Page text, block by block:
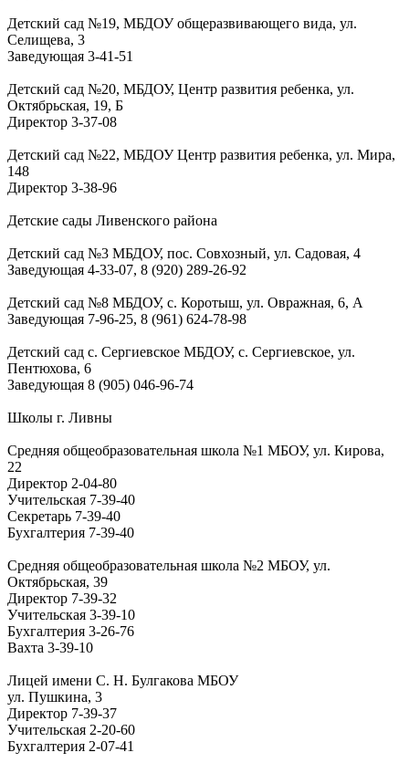
Детский сад №19, МБДОУ общеразвивающего вида, ул.
Селищева, 3
Заведующая 3-41-51
Детский сад №20, МБДОУ, Центр развития ребенка, ул.
Октябрьская, 19, Б
Директор 3-37-08
Детский сад №22, МБДОУ Центр развития ребенка, ул. Мира,
148
Директор 3-38-96
Детские сады Ливенского района
Детский сад №3 МБДОУ, пос. Совхозный, ул. Садовая, 4
Заведующая 4-33-07, 8 (920) 289-26-92
Детский сад №8 МБДОУ, с. Коротыш, ул. Овражная, 6, А
Заведующая 7-96-25, 8 (961) 624-78-98
Детский сад с. Сергиевское МБДОУ, с. Сергиевское, ул.
Пентюхова, 6
Заведующая 8 (905) 046-96-74
Школы г. Ливны
Средняя общеобразовательная школа №1 МБОУ, ул. Кирова,
22
Директор 2-04-80
Учительская 7-39-40
Секретарь 7-39-40
Бухгалтерия 7-39-40
Средняя общеобразовательная школа №2 МБОУ, ул.
Октябрьская, 39
Директор 7-39-32
Учительская 3-39-10
Бухгалтерия 3-26-76
Вахта 3-39-10
Лицей имени С. Н. Булгакова МБОУ
ул. Пушкина, 3
Директор 7-39-37
Учительская 2-20-60
Бухгалтерия 2-07-41